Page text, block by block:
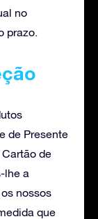
no
prazo.
de Presente
Cartão de
lhe a
nossos
que